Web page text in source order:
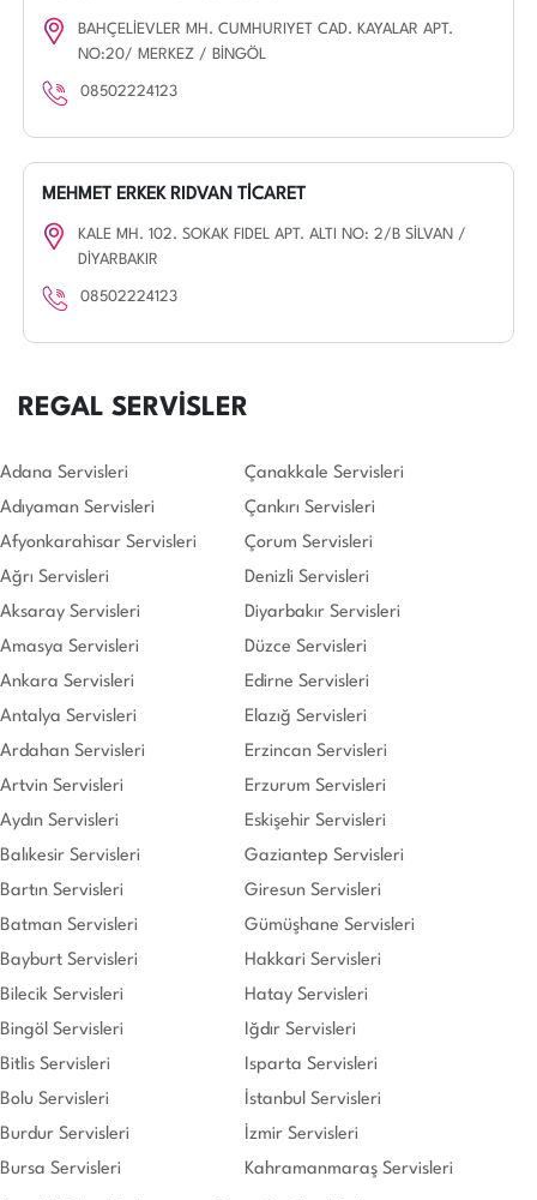
BAHÇELİEVLER MH. CUMHURIYET CAD. KAYALAR APT.
NO:20/ MERKEZ / BİNGÖL
08502224123
MEHMET ERKEK RIDVAN TİCARET
KALE MH. 102. SOKAK FIDEL APT. ALTI NO: 2/B SİLVAN /
DİYARBAKIR
08502224123
REGAL SERVİSLER
Adana Servisleri
Adıyaman Servisleri
Afyonkarahisar Servisleri
Ağrı Servisleri
Aksaray Servisleri
Amasya Servisleri
Ankara Servisleri
Antalya Servisleri
Ardahan Servisleri
Artvin Servisleri
Aydın Servisleri
Balıkesir Servisleri
Bartın Servisleri
Batman Servisleri
Bayburt Servisleri
Bilecik Servisleri
Bingöl Servisleri
Bitlis Servisleri
Bolu Servisleri
Burdur Servisleri
Bursa Servisleri
Çanakkale Servisleri
Çankırı Servisleri
Çorum Servisleri
Denizli Servisleri
Diyarbakır Servisleri
Düzce Servisleri
Edirne Servisleri
Elazığ Servisleri
Erzincan Servisleri
Erzurum Servisleri
Eskişehir Servisleri
Gaziantep Servisleri
Giresun Servisleri
Gümüşhane Servisleri
Hakkari Servisleri
Hatay Servisleri
Iğdır Servisleri
Isparta Servisleri
İstanbul Servisleri
İzmir Servisleri
Kahramanmaraş Servisleri